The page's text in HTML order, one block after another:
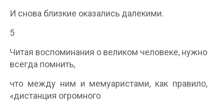
И снова близкие оказались далекими.
5
Читая воспоминания о великом человеке, нужно
всегда помнить,
что между ним и мемуаристами, как правило,
«дистанция огромного